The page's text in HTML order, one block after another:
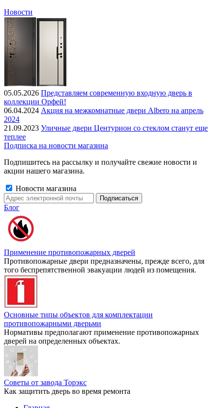
Новости
05.05.2026 Представляем современную входную дверь в
коллекции Орфей!
06.04.2024 Акция на межкомнатные двери Albero на апрель
2024
21.09.2023 Уличные двери Центурион со стеклом станут еще
теплее
Подписка на новости магазина
Подпишитесь на рассылку и получайте свежие новости и
акции нашего магазина.
Новости магазина
Блог
Применение противопожарных дверей
Противопожарные двери предназначены, прежде всего, для
того беспрепятственной эвакуации людей из помещения.
Основные типы объектов для комплектации
противопожарными дверьми
Нормативы предполагают применение противопожарных
дверей на определенных объектах.
Советы от завода Торэкс
Как защитить дверь во время ремонта